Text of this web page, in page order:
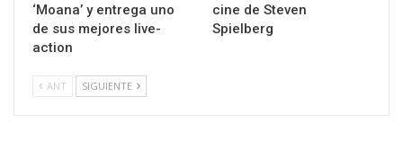
‘Moana’ y entrega uno
de sus mejores live-
action
cine de Steven
Spielberg
ANT SIGUIENTE